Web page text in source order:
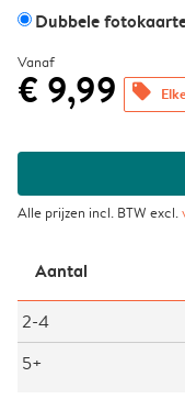
Dubbele
Vanaf
€ 9,99 offers
Alle prijzen incl. BTW excl.
Aantal
2-4
5+